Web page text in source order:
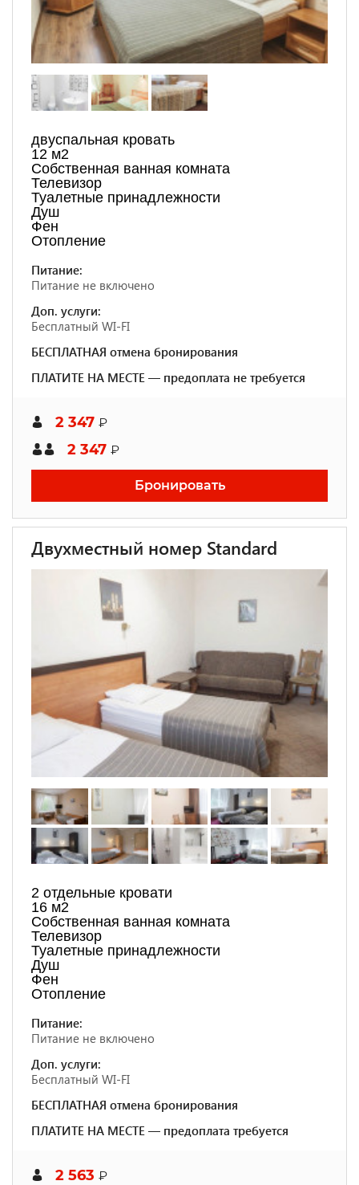
двуспальная кровать
12 м2
Собственная ванная комната
Телевизор
Туалетные принадлежности
Душ
Фен
Отопление
Питание:
Питание не включено
Доп. услуги:
Бесплатный WI-FI
БЕСПЛАТНАЯ отмена бронирования
ПЛАТИТЕ НА МЕСТЕ — предоплата не требуется
2 347 ₽
2 347 ₽
Бронировать
Двухместный номер Standard
2 отдельные кровати
16 м2
Собственная ванная комната
Телевизор
Туалетные принадлежности
Душ
Фен
Отопление
Питание:
Питание не включено
Доп. услуги:
Бесплатный WI-FI
БЕСПЛАТНАЯ отмена бронирования
ПЛАТИТЕ НА МЕСТЕ — предоплата требуется
2 563 ₽